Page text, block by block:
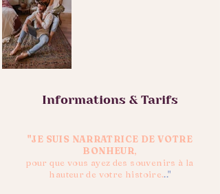
Informations & Tarifs
"JE SUIS NARRATRICE DE VOTRE
BONHEUR,
pour que vous ayez des souvenirs à la
hauteur de votre histoire..."